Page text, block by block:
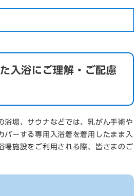
入浴にご理解・ご配慮
浴場、サウナなどでは、乳がん手術や
バーする専用入浴着を着用したまま入
場施設をご利用される際、皆さまのご